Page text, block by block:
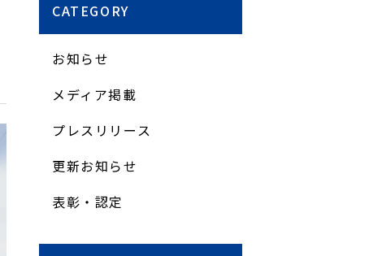
CATEGORY
お知らせ
メディア掲載
プレスリリース
更新お知らせ
表彰・認定